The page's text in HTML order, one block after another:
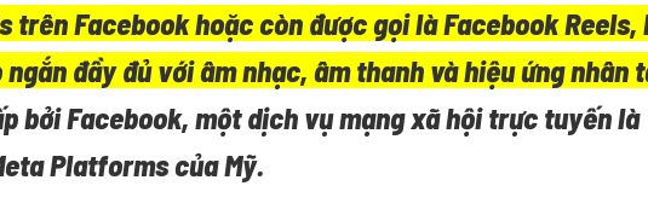
trên Facebook hoặc còn được gọi là Facebook Reels,
đầy đủ với âm nhạc, âm thanh và hiệu ứng nhân
bởi Facebook, một dịch vụ mạng xã hội trực tuyến là
Platforms của Mỹ.